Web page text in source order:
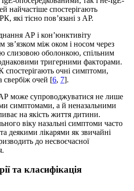
найчастіше спостерігають
які тісно пов’язані з АР.
АР і кон’юнктивіту
зв’язком між оком і носом через
слизовою оболонкою, спільним
тригерними факторами.
очні симптоми,
свербіж очей [6, 7].
може супрово­джу­ватися не лише
симптомами, а й неназальними
на якість життя дитини.
віку назальні симптоми часто
деякими лікарями як звичайні
до несвоєчасної
та класифікація